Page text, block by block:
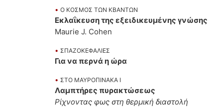
• Ο ΚΟΣΜΟΣ ΤΩΝ ΚΒΑΝΤΩΝ
Εκλαΐκευση της εξειδικευμένης γνώσης
Maurie J. Cohen
• ΣΠΑΖΟΚΕΦΑΛΙΕΣ
Για να περνά η ώρα
• ΣΤΟ ΜΑΥΡΟΠΙΝΑΚΑ Ι
Λαμπτήρες πυρακτώσεως
Ρίχνοντας φως στη θερμική διαστολή